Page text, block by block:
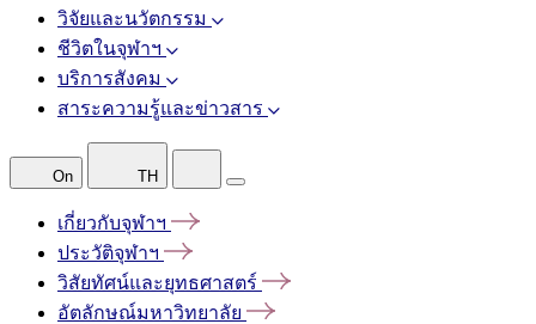
วิจัยและนวัตกรรม
ชีวิตในจุฬาฯ
บริการสังคม
สาระความรู้และข่าวสาร
On TH
เกี่ยวกับจุฬาฯ
ประวัติจุฬาฯ
วิสัยทัศน์และยุทธศาสตร์
อัตลักษณ์มหาวิทยาลัย